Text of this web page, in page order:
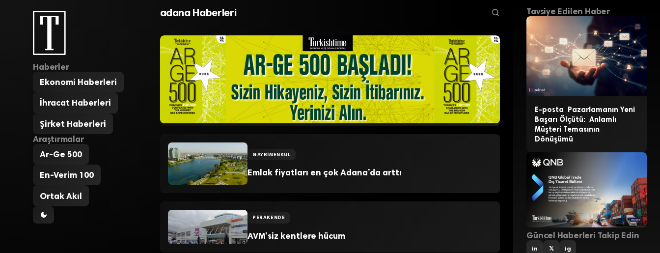
Haberler
Ekonomi Haberleri
İhracat Haberleri
Şirket Haberleri
Araştırmalar
Ar-Ge 500
En-Verim 100
Ortak Akıl
adana Haberleri
SANAYİ BÖLGESİ
GAYRIMENKUL
Emlak fiyatları en çok Adana’da arttı
PERAKENDE
AVM’siz kentlere hücum
Tavsiye Edilen Haber
E-posta Pazarlamanın Yeni
Başarı Ölçütü: Anlamlı
Müşteri Temasının
Dönüşümü
Güncel Haberleri Takip Edin
in 𝕏 ig